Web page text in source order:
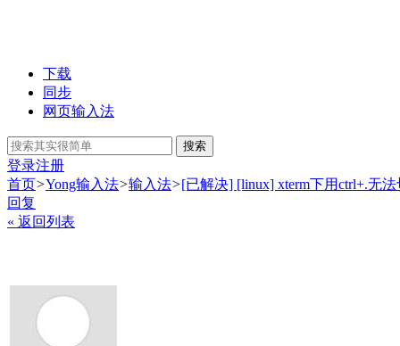
下载
同步
网页输入法
搜索
登录注册
首页>Yong输入法>输入法>[已解决] [linux] xterm下用ctrl+.无法
回复
« 返回列表